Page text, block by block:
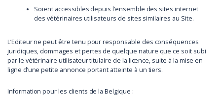
Soient accessibles depuis l’ensemble des sites internet
des vétérinaires utilisateurs de sites similaires au Site.
L’Editeur ne peut être tenu pour responsable des conséquences
juridiques, dommages et pertes de quelque nature que ce soit subi
par le vétérinaire utilisateur titulaire de la licence, suite à la mise en
ligne d’une petite annonce portant atteinte à un tiers.
Information pour les clients de la Belgique :